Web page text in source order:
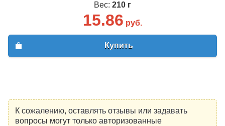
Вес: 210 г
15.86 руб.
Купить
К сожалению, оставлять отзывы или задавать
вопросы могут только авторизованные